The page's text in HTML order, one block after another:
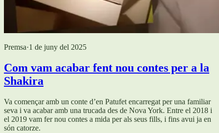
Premsa·1 de juny del 2025
Com vam acabar fent nou contes per a la
Shakira
Va començar amb un conte d’en Patufet encarregat per una familiar
seva i va acabar amb una trucada des de Nova York. Entre el 2018 i
el 2019 vam fer nou contes a mida per als seus fills, i fins avui ja en
són catorze.